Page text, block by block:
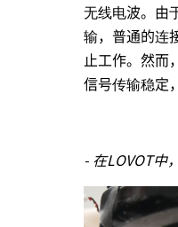
无线电波。由
输，普通的连
止工作。然而
信号传输稳定
- 在LOVOT中